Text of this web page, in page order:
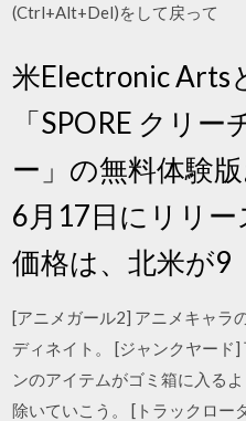
(Ctrl+Alt+Del)をして戻って
米Electronic Arts
「SPORE クリ
ー」の無料体験
6月17日にリリ
価格は、北米が9
[アニメガール2] アニメキャラ
ディネイト。 [ジャンクヤード
ンのアイテムがゴミ箱に入る
除いていこう。 [トラックロー